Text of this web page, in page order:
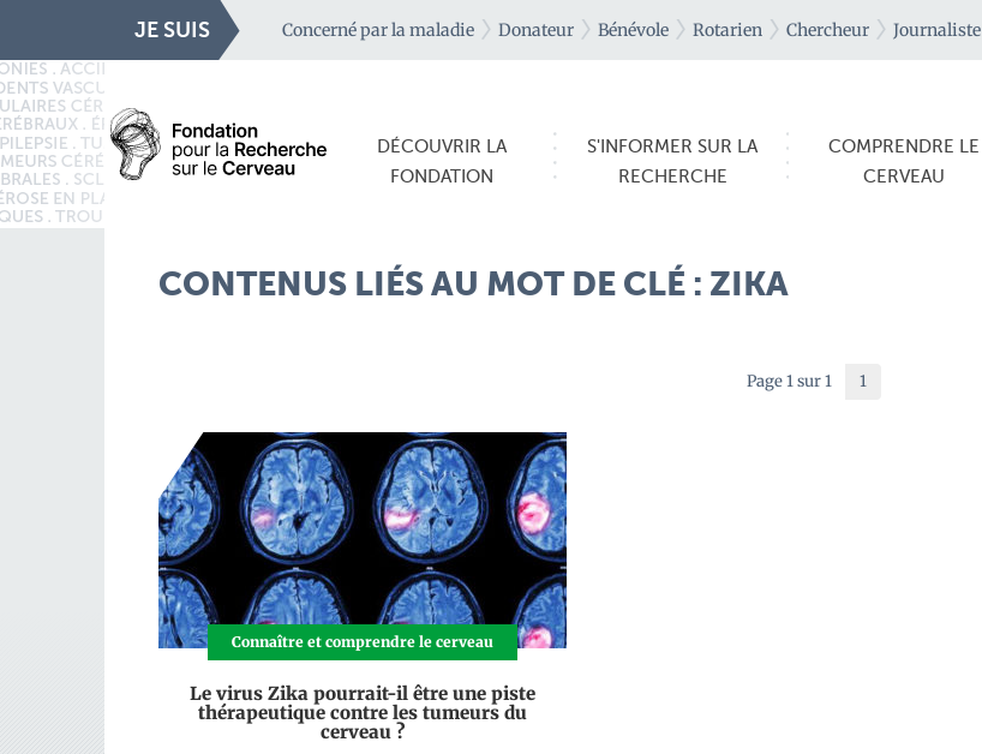
JE SUIS Concerné par la maladie Donateur Bénévole Rotarien Chercheur Journaliste
DÉCOUVRIR LA
FONDATION
S'INFORMER SUR LA
RECHERCHE
COMPRENDRE LE
CERVEAU
CONTENUS LIÉS AU MOT DE CLÉ : ZIKA
Page 1 sur 1 1
Connaître et comprendre le cerveau
Le virus Zika pourrait-il être une piste
thérapeutique contre les tumeurs du
cerveau ?